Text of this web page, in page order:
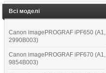
Всі моделі
Canon imagePROGRAF iPF650 (A1,
2990B003)
Canon imagePROGRAF iPF670 (A1,
9854B003)